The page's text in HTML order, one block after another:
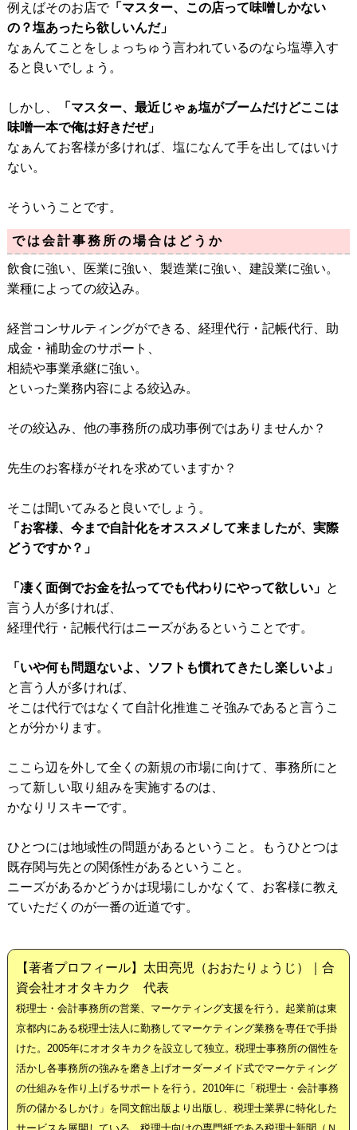
例えばそのお店で「マスター、この店って味噌しかない
の？塩あったら欲しいんだ」
なぁんてことをしょっちゅう言われているのなら塩導入す
ると良いでしょう。
しかし、
「マスター、最近じゃぁ塩がブームだけどここは
味噌一本で俺は好きだぜ」
なぁんてお客様が多ければ、塩になんて手を出してはいけ
ない。
そういうことです。
では会計事務所の場合はどうか
飲食に強い、医業に強い、製造業に強い、建設業に強い。
業種によっての絞込み。
経営コンサルティングができる、経理代行・記帳代行、助
成金・補助金のサポート、
相続や事業承継に強い。
といった業務内容による絞込み。
その絞込み、他の事務所の成功事例ではありませんか？
先生のお客様がそれを求めていますか？
そこは聞いてみると良いでしょう。
「お客様、今まで自計化をオススメして来ましたが、実際
どうですか？」
「凄く面倒でお金を払ってでも代わりにやって欲しい」 と
言う人が多ければ、
経理代行・記帳代行はニーズがあるということです。
「いや何も問題ないよ、ソフトも慣れてきたし楽しいよ」
と言う人が多ければ、
そこは代行ではなくて自計化推進こそ強みであると言うこ
とが分かります。
ここら辺を外して全くの新規の市場に向けて、事務所にと
って新しい取り組みを実施するのは、
かなりリスキーです。
ひとつには地域性の問題があるということ。もうひとつは
既存関与先との関係性があるということ。
ニーズがあるかどうかは現場にしかなくて、お客様に教え
ていただくのが一番の近道です。
【著者プロフィール】太田亮児（おおたりょうじ）｜合
資会社オオタキカク 代表
税理士・会計事務所の営業、マーケティング支援を行う。起業前は東
京都内にある税理士法人に勤務してマーケティング業務を専任で手掛
けた。2005年にオオタキカクを設立して独立。税理士事務所の個性を
活かし各事務所の強みを磨き上げオーダーメイド式でマーケティング
の仕組みを作り上げるサポートを行う。2010年に「税理士・会計事務
所の儲かるしかけ」を同文館出版より出版し、税理士業界に特化した